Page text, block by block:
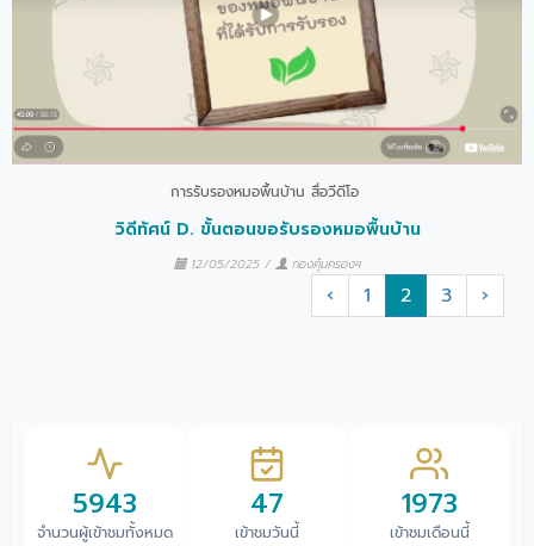
การรับรองหมอพื้นบ้าน สื่อวีดีโอ
วิดีทัศน์ D. ขั้นตอนขอรับรองหมอพื้นบ้าน
12/05/2025/ กองคุ้มครองฯ
‹ 1 2 3 ›
5943
จำนวนผู้เข้าชมทั้งหมด
47
เข้าชมวันนี้
1973
เข้าชมเดือนนี้